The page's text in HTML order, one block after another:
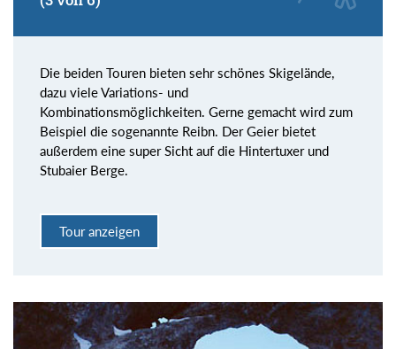
Die beiden Touren bieten sehr schönes Skigelände,
dazu viele Variations- und
Kombinationsmöglichkeiten. Gerne gemacht wird zum
Beispiel die sogenannte Reibn. Der Geier bietet
außerdem eine super Sicht auf die Hintertuxer und
Stubaier Berge.
Tour anzeigen